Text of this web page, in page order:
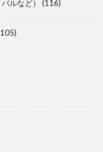
ルなど） (116)